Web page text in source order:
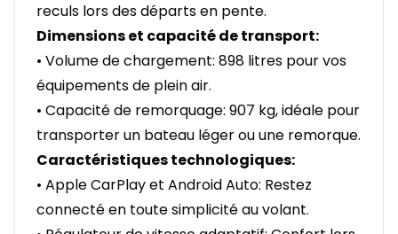
reculs lors des départs en pente.
Dimensions et capacité de transport:
• Volume de chargement: 898 litres pour vos
équipements de plein air.
• Capacité de remorquage: 907 kg, idéale pour
transporter un bateau léger ou une remorque.
Caractéristiques technologiques:
• Apple CarPlay et Android Auto: Restez
connecté en toute simplicité au volant.